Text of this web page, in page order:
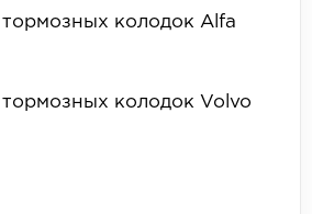
колодок Alfa
колодок Volvo